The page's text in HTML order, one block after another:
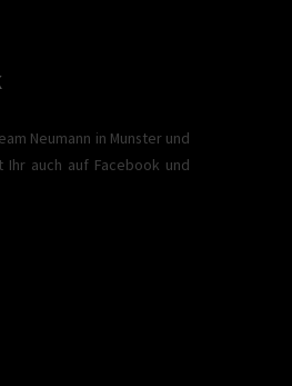
Neumann in Munster und
Ihr auch auf Facebook und